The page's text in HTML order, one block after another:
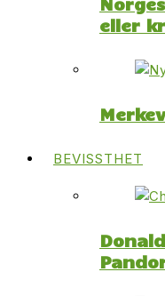
eller
BEVISSTHET